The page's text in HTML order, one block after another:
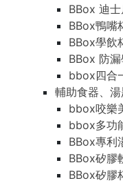
BBox 迪
BBox鴨嘴
BBox學飲
BBox 防
bbox四合
輔助食器、
bbox咬樂
bbox多功
BBox專利
BBox矽膠
BBox矽膠